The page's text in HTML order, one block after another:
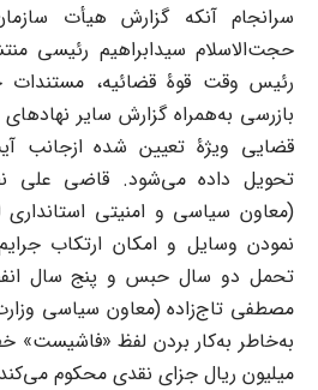
سرانجام آنکه گزارش هیأت
حجت‌الاسلام سیدابراهیم رئیسی
رئیس وقت قوۀ قضائیه، مستندات
بازرسی به‌همراه گزارش سایر
قضایی ویژۀ تعیین شده ازجانب
تحویل داده می‌شود. قاضی علی
(معاون سیاسی و امنیتی استانداری
نمودن وسایل و امکان ارتکاب
تحمل دو سال حبس و پنج سال
مصطفی تاج‌زاده (معاون سیاسی
به‌خاطر به‌کار بردن لفظ «فاشیست»
میلیون ریال جزای نقدی محکوم